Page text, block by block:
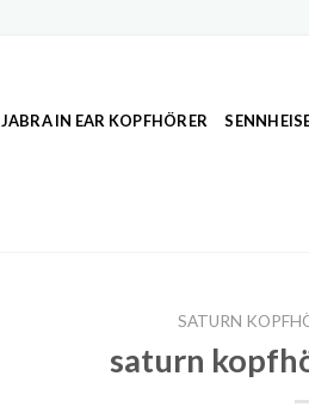
JABRA IN EAR KOPFHÖRER
SATURN
saturn